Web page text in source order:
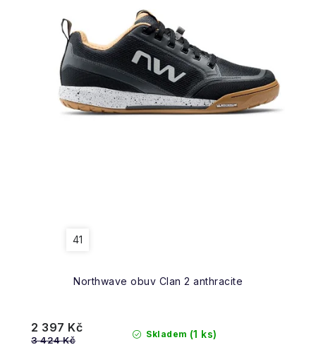
Northwave obuv Clan 2 anthracite
41
Skladem (1 ks)
2 397 Kč
3 424 Kč